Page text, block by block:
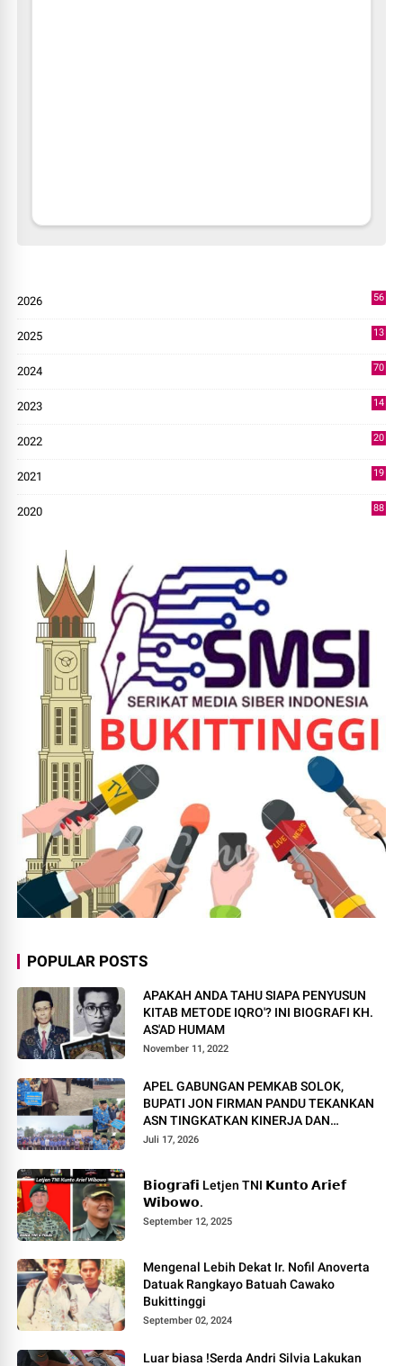
2026
56
2025
13
2024
70
2023
14
2022
20
2021
19
2020
88
POPULAR POSTS
APAKAH ANDA TAHU SIAPA PENYUSUN
KITAB METODE IQRO'? INI BIOGRAFI KH.
AS'AD HUMAM
November 11, 2022
APEL GABUNGAN PEMKAB SOLOK,
BUPATI JON FIRMAN PANDU TEKANKAN
ASN TINGKATKAN KINERJA DAN
PELAYANAN MASYARAKAT.
Juli 17, 2026
𝗕𝗶𝗼𝗴𝗿𝗮𝗳𝗶 Letjen TNI 𝗞𝘂𝗻𝘁𝗼 𝗔𝗿𝗶𝗲𝗳
𝗪𝗶𝗯𝗼𝘄𝗼.
September 12, 2025
Mengenal Lebih Dekat Ir. Nofil Anoverta
Datuak Rangkayo Batuah Cawako
Bukittinggi
September 02, 2024
Luar biasa !Serda Andri Silvia Lakukan